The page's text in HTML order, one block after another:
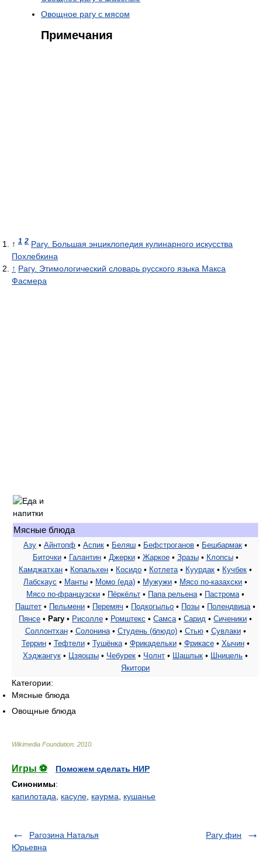
Овощное рагу с мясом
Примечания
↑ 1 2 Рагу. Большая энциклопедия кулинарного искусства
Похлебкина
↑ Рагу. Этимологический словарь русского языка Макса
Фасмера
Мясные блюда
Азу • Айнтопф • Аспик • Беляш • Бефстроганов • Бешбармак •
Биточки• Галантин• Джерки• Жаркое• Зразы• Клопсы•
Камджатхан • Копальхен • Косидо • Котлета • Куурдак • Кучбек •
Лабскаус • Манты • Момо (еда) • Мужужи • Мясо по-казахски •
Мясо по-французски • Пёркёльт • Папа рельена • Пастрома •
Паштет • Пельмени • Перемяч • Подкогыльо • Позы • Полендвица •
Пянсе • Рагу • Рисолле • Ромштекс • Самса • Сарид • Сиченики •
Соллонтхан• Солонина• Студень (блюдо)• Стью• Сувлаки•
Террин• Тефтели• Тушёнка• Фрикадельки• Фрикасе• Хычин•
Хэджангук • Цзяоцзы • Чебурек • Чолнт • Шашлык • Шницель •
Якитори
Категории:
Мясные блюда
Овощные блюда
Wikimedia Foundation 2010
Игры ⚽
Поможем сделать НИР
Синонимы:
капилотада
касуле каурма кушанье
Рагозина Наталья
Юрьевна
Рагу фин